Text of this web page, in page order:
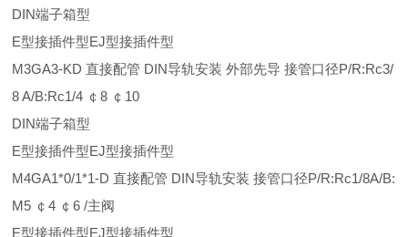
DIN端子箱型
E型接插件型EJ型接插件型
M3GA3-KD 直接配管 DIN导轨安装 外部先导 接管口径P/R:Rc3/
8 A/B:Rc1/4 ￠8 ￠10
DIN端子箱型
E型接插件型EJ型接插件型
M4GA1*0/1*1-D 直接配管 DIN导轨安装 接管口径P/R:Rc1/8A/B:
M5 ￠4 ￠6 /主阀
E型接插件型EJ型接插件型